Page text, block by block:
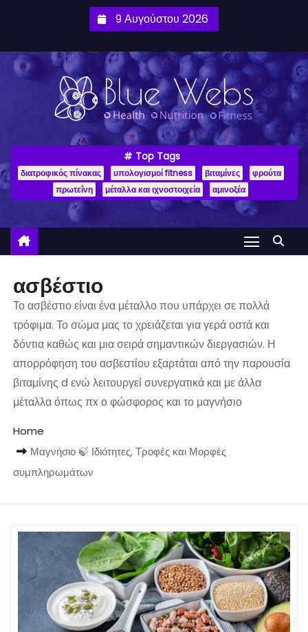
9 Αυγούστου 2026
Top Tags
διατροφικός πίνακας υπολογισμοί fitness βιταμίνες
φρούτα
πρωτεΐνη
μέταλλα και ιχνοστοιχεία αμινοξέα
ασβέστιο
Το ασβέστιο είναι ένα μέταλλο που υπάρχει σε πολλά
τρόφιμα. Το σώμα μας το χρειάζεται για γερά οστά και
δόντια καθώς και μια σειρά σημαντικών διεργασιών. Η
απορρόφηση του ασβεστίου εξαρτάται από την παρουσία
βιταμίνης d ενώ λειτουργεί συνεργατικά και με άλλα
μέταλλα όπως πx ο φώσφορος και το μαγνήσιο
Home
Μαγνήσιο 🍃 Ιδιότητες, Τροφές και Μορφές
συμπληρωμάτων